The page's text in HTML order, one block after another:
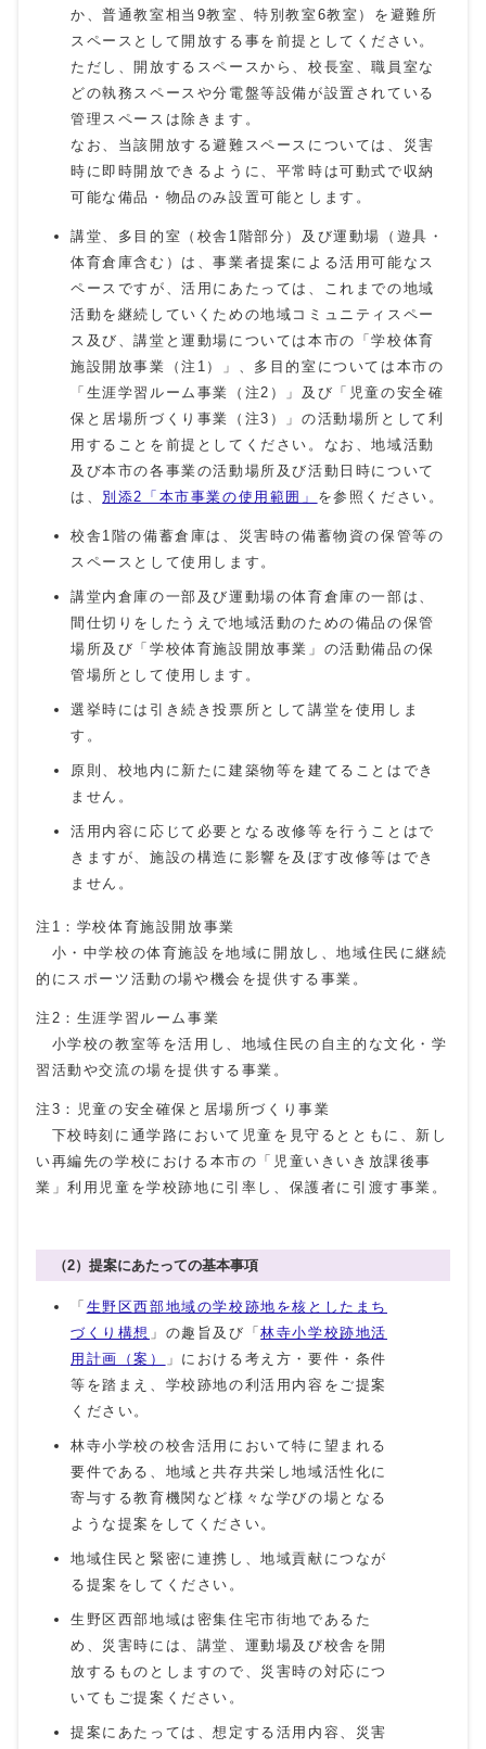
か、普通教室相当9教室、特別教室6教室）を避難所
スペースとして開放する事を前提としてください。
ただし、開放するスペースから、校長室、職員室な
どの執務スペースや分電盤等設備が設置されている
管理スペースは除きます。
なお、当該開放する避難スペースについては、災害
時に即時開放できるように、平常時は可動式で収納
可能な備品・物品のみ設置可能とします。
講堂、多目的室（校舎1階部分）及び運動場（遊具・
体育倉庫含む）は、事業者提案による活用可能なス
ペースですが、活用にあたっては、これまでの地域
活動を継続していくための地域コミュニティスペー
ス及び、講堂と運動場については本市の「学校体育
施設開放事業（注1）」、多目的室については本市の
「生涯学習ルーム事業（注2）」及び「児童の安全確
保と居場所づくり事業（注3）」の活動場所として利
用することを前提としてください。なお、地域活動
及び本市の各事業の活動場所及び活動日時について
は、 別添2「本市事業の使用範囲」 を参照ください。
校舎1階の備蓄倉庫は、災害時の備蓄物資の保管等の
スペースとして使用します。
講堂内倉庫の一部及び運動場の体育倉庫の一部は、
間仕切りをしたうえで地域活動のための備品の保管
場所及び「学校体育施設開放事業」の活動備品の保
管場所として使用します。
選挙時には引き続き投票所として講堂を使用しま
す。
原則、校地内に新たに建築物等を建てることはでき
ません。
活用内容に応じて必要となる改修等を行うことはで
きますが、施設の構造に影響を及ぼす改修等はでき
ません。
注1：学校体育施設開放事業
小・中学校の体育施設を地域に開放し、地域住民に継続
的にスポーツ活動の場や機会を提供する事業。
注2：生涯学習ルーム事業
小学校の教室等を活用し、地域住民の自主的な文化・学
習活動や交流の場を提供する事業。
注3：児童の安全確保と居場所づくり事業
下校時刻に通学路において児童を見守るとともに、新し
い再編先の学校における本市の「児童いきいき放課後事
業」利用児童を学校跡地に引率し、保護者に引渡す事業。
（2）提案にあたっての基本事項
「 生野区西部地域の学校跡地を核としたまち
づくり構想 」の趣旨及び「林寺小学校跡地活
用計画（案）
」における考え方・要件・条件
等を踏まえ、学校跡地の利活用内容をご提案
ください。
林寺小学校の校舎活用において特に望まれる
要件である、地域と共存共栄し地域活性化に
寄与する教育機関など様々な学びの場となる
ような提案をしてください。
地域住民と緊密に連携し、地域貢献につなが
る提案をしてください。
生野区西部地域は密集住宅市街地であるた
め、災害時には、講堂、運動場及び校舎を開
放するものとしますので、災害時の対応につ
いてもご提案ください。
提案にあたっては、想定する活用内容、災害